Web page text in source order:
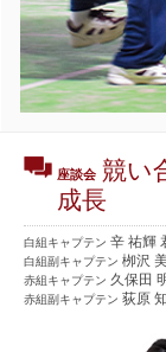
座談会 競い
成長
白組キャプテン 辛 祐輝
白組副キャプテン 栁沢
赤組キャプテン 久保田
赤組副キャプテン 荻原